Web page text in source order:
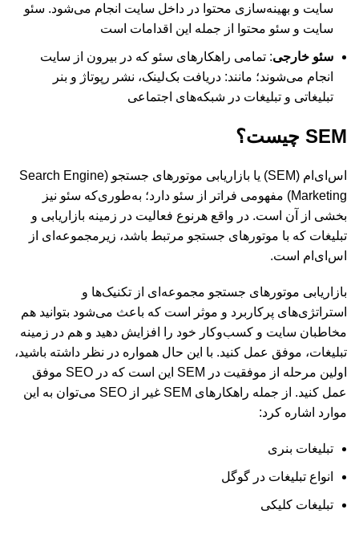
سایت و بهینه‌سازی محتوا در داخل سایت انجام می‌شود. سئو
سایت و سئو محتوا از جمله این اقدامات است
سئو خارجی: تمامی راهکارهای سئو که در بیرون از سایت
انجام می‌شوند؛ مانند: دریافت بک‌لینک، نشر رپوتاژ و بنر
تبلیغاتی و تبلیغات در شبکه‌های اجتماعی
SEM چیست؟
اس‌ای‌ام (SEM) یا بازاریابی موتورهای جستجو (Search Engine
Marketing) مفهومی فراتر از سئو دارد؛ به‌طوری‌که سئو نیز
بخشی از آن است. در واقع هرنوع فعالیت در زمینه بازاریابی و
تبلیغات که با موتورهای جستجو مرتبط باشد، زیرمجموعه‌ای از
اس‌ای‌ام است.
بازاریابی موتورهای جستجو مجموعه‌ای از تکنیک‌ها و
استراتژی‌های پرکاربرد و موثر است که باعث می‌شود بتوانید هم
مخاطبان سایت و کسب‌وکار خود را افزایش دهید و هم در زمینه
تبلیغات، موفق عمل کنید. با این حال همواره در نظر داشته باشید،
اولین مرحله از موفقیت در SEM این است که در SEO موفق
عمل کنید. از جمله راهکارهای SEM غیر از SEO می‌توان به این
موارد اشاره کرد:
تبلیغات بنری
انواع تبلیغات در گوگل
تبلیغات کلیکی